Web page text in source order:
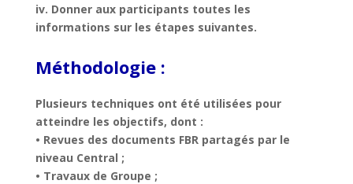
iv. Donner aux participants toutes les
informations sur les étapes suivantes.
Méthodologie :
Plusieurs techniques ont été utilisées pour
atteindre les objectifs, dont :
• Revues des documents FBR partagés par le
niveau Central ;
• Travaux de Groupe ;